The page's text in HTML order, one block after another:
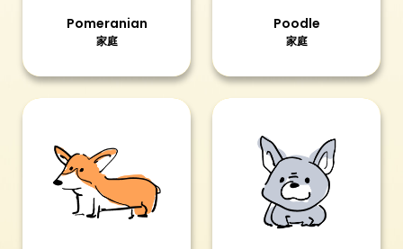
Pomeranian
家庭
Poodle
家庭